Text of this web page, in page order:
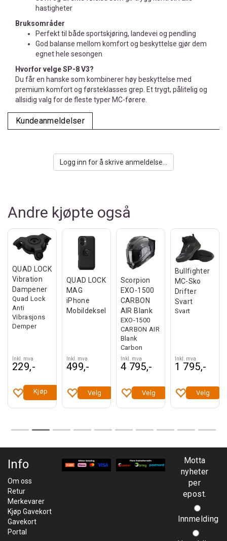
hastigheter
Bruksområder
Perfekt til både sportskjøring, landevei og pendling
God balanse mellom komfort og beskyttelse gjør dem
egnet hele sesongen
Hvorfor velge SP-8 V3?
Du får en hanske som kombinerer høy beskyttelse med
premium komfort og førsteklasses grep. Et trygt, pålitelig og
allsidig valg for de fleste typer MC-førere.
Kundeanmeldelser
Logg inn for å skrive anmeldelse...
Andre kjøpte også
QUAD LOCK
Vibration
Dampener
Quad Lock
Anti
Vibrasjons
Demper
Inkl. mva
229,-
Kjøp
QUAD LOCK
MAG
iPhone
Mobildeksel
Inkl. mva
499,-
Velg
Scorpion
EXO-1500
CARBON
AIR Blank
EXO-1500
CARBON AIR
Blank
Carbon
Inkl. mva
4 795,-
Velg
Bullfighter
MC-Sko
Drifter
Svart
Svart
Inkl. mva
1 795,-
Velg
Info
Om oss
Retur
Merkevarer
Kjøp Gavekort
Gavekort
Portal
Motta
nyheter
per
epost.
Innmelding